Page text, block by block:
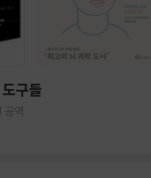
구들
공역